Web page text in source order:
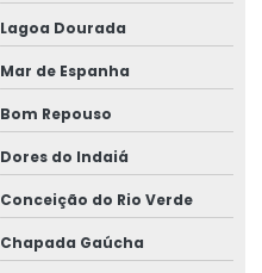
Lagoa Dourada
Mar de Espanha
Bom Repouso
Dores do Indaiá
Conceição do Rio Verde
Chapada Gaúcha